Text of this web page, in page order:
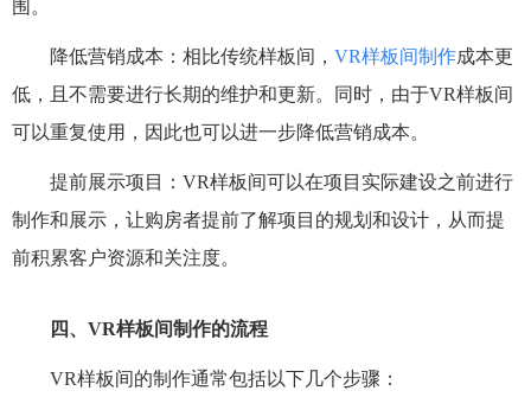
围。
降低营销成本：相比传统样板间， VR样板间制作成本更
低，且不需要进行长期的维护和更新。同时，由于VR样板间
可以重复使用，因此也可以进一步降低营销成本。
提前展示项目：VR样板间可以在项目实际建设之前进行
制作和展示，让购房者提前了解项目的规划和设计，从而提
前积累客户资源和关注度。
四、VR样板间制作的流程
VR样板间的制作通常包括以下几个步骤：